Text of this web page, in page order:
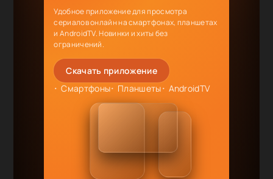
Удобное приложение для просмотра
сериалов онлайн на смартфонах, планшетах
и AndroidTV. Новинки и хиты без
ограничений.
Скачать приложение
Смартфоны
Планшеты AndroidTV